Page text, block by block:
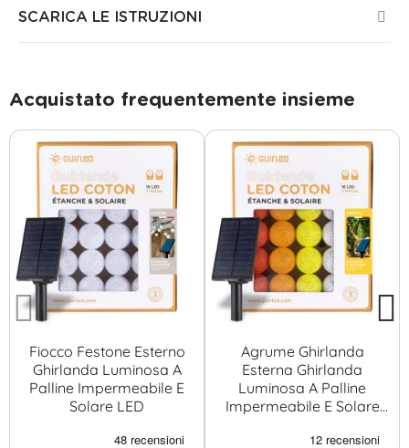
SCARICA LE ISTRUZIONI
Acquistato frequentemente insieme
Fiocco Festone Esterno
Ghirlanda Luminosa A
Palline Impermeabile E
Solare LED
Agrume Ghirlanda
Esterna Ghirlanda
Luminosa A Palline
Impermeabile E Solare